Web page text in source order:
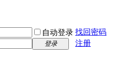
自动登录 找回密码
登录 注册